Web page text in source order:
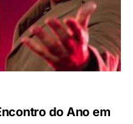
do Ano em